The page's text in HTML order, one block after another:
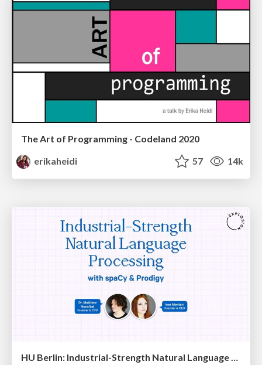
The Art of Programming - Codeland 2020
erikaheidi
57 14k